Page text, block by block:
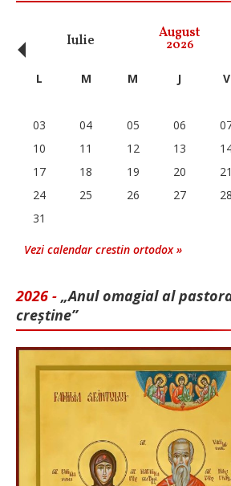
Iulie August
2026
‹ L M M J V
03
04 05 06
10
11 12 13
17
18 19 20 21
24
25 26 27 28
31
Vezi calendar crestin ortodox »
2026 - „Anul omagial al
creștine”